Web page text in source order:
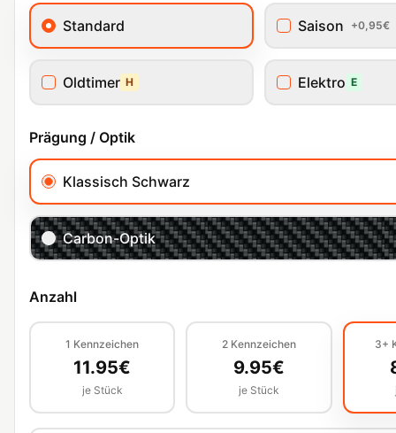
Standard Saison +0,95€
Oldtimer H Elektro E
Prägung / Optik
Klassisch Schwarz
Carbon-Optik
Anzahl
1 Kennzeichen
11.95€
je Stück
2 Kennzeichen
9.95€
je Stück
3+